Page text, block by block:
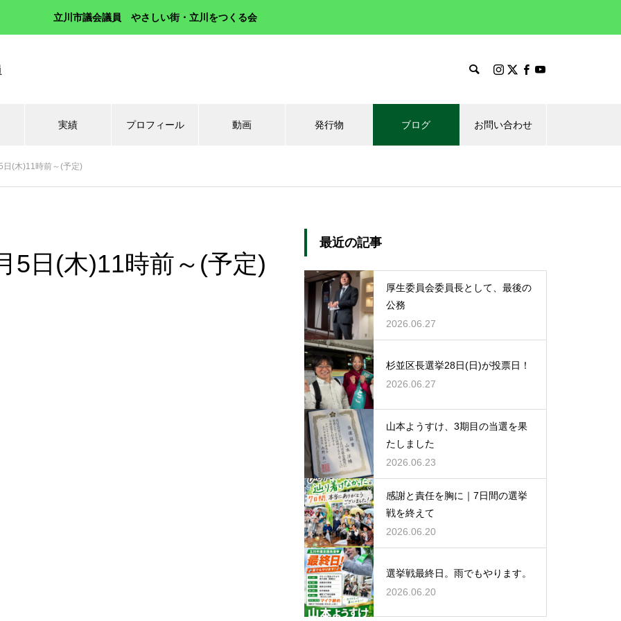
立川市議会議員 やさしい街・立川をつくる会
実績 プロフィール 動画 発行物 ブログ お問い合わせ
(木)11時前～(予定)
5日(木)11時前～(予定)
最近の記事
厚生委員会委員長として、最後の
公務
2026.06.27
杉並区長選挙28日(日)が投票日！
2026.06.27
山本ようすけ、3期目の当選を果
たしました
2026.06.23
感謝と責任を胸に｜7日間の選挙
戦を終えて
2026.06.20
選挙戦最終日。雨でもやります。
2026.06.20